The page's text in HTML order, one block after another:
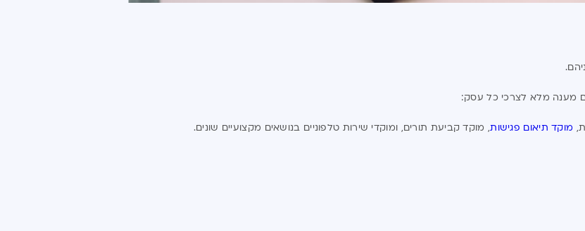
מענה מלא לצרכי כל עסק:
מוקד תיאום פגישות, מוקד קביעת תורים, ומוקדי שירות טלפוניים בנושאים מקצועיים שונים.